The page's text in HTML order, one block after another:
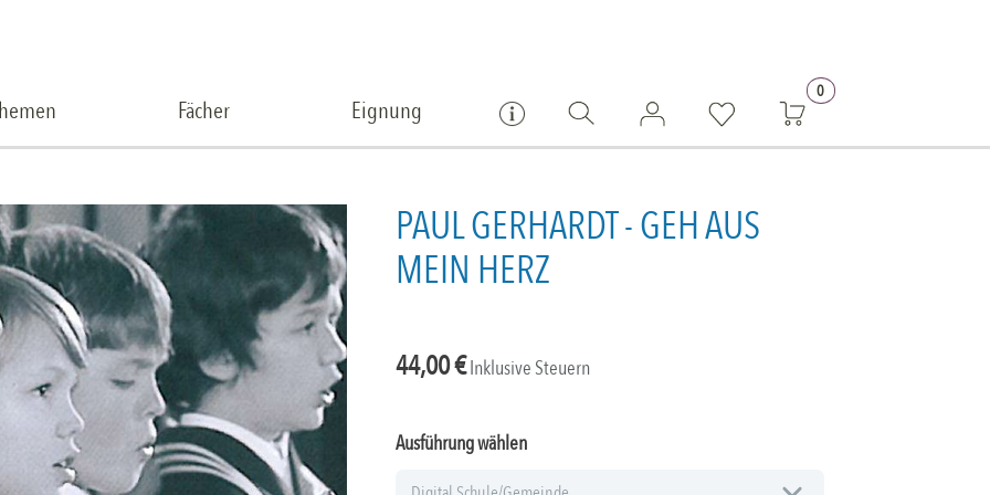
Fächer Eignung
0
PAUL GERHARDT - GEH AUS
MEIN HERZ
44,00€Inklusive Steuern
Ausführung wählen